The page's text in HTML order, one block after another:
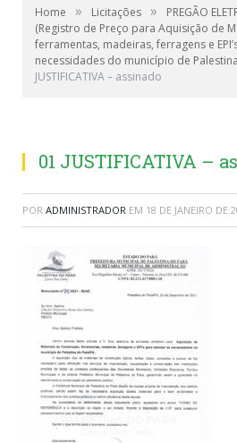
Home » Licitações »
PREGÃO
(Registro de Preço para Aquisição de
ferramentas, madeiras, ferragens e
necessidades do município de
JUSTIFICATIVA – assinado
01 JUSTIFICATIVA –
POR ADMINISTRADOR EM 18 DE JANEIRO DE